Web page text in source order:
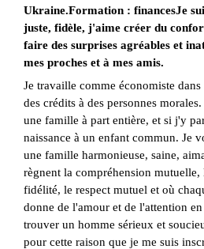
Ukraine.Formation : financesJe
juste, fidèle, j'aime créer du
faire des surprises agréables et
mes proches et à mes amis.
Je travaille comme économiste
des crédits à des personnes
une famille à part entière, et si j'y
naissance à un enfant commun. Je
une famille harmonieuse, saine,
règnent la compréhension
fidélité, le respect mutuel et où
donne de l'amour et de l'attention
trouver un homme sérieux et
pour cette raison que je me suis